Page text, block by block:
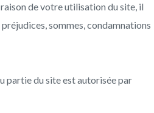
de votre utilisation du site, il
sommes, condamnations
partie du site est autorisée par